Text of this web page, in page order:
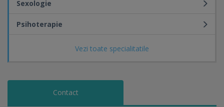
Vezi toate specialitatile
Sexologie
Psihoterapie
Contact